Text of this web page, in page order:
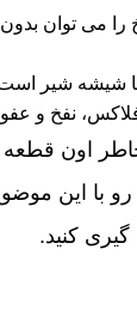
نفخ و
اون قطعه
رو با این
کنید.